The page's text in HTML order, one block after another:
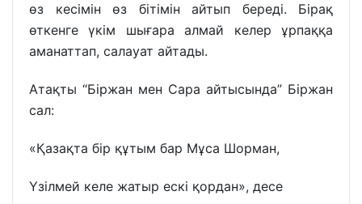
өз кесімін өз бітімін айтып береді. Бірақ
өткенге үкім шығара алмай келер ұрпаққа
аманаттап, салауат айтады.
Атақты “Біржан мен Сара айтысында” Біржан
сал:
«Қазақта бір құтым бар Мұса Шорман,
Үзілмей келе жатыр ескі қордан», десе